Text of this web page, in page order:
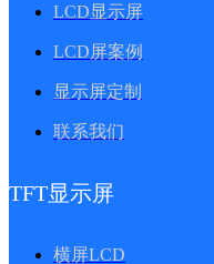
LCD显示屏
LCD屏案例
显示屏定制
联系我们
TFT显示屏
横屏LCD